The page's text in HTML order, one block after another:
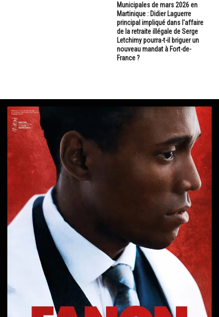
Municipales de mars 2026 en
Martinique : Didier Laguerre
principal impliqué dans l'affaire
de la retraite illégale de Serge
Letchimy pourra-t-il briguer un
nouveau mandat à Fort-de-
France ?